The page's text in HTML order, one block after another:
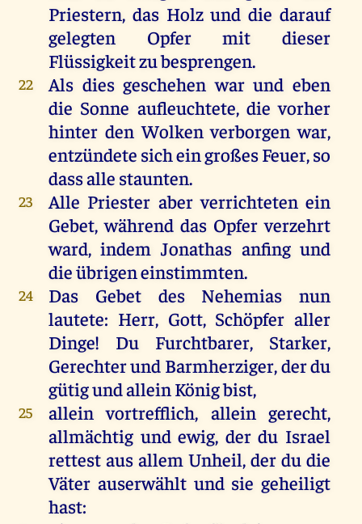
Priestern, das Holz und die darauf
gelegten Opfer mit dieser
Flüssigkeit zu besprengen.
22
Als dies geschehen war und eben
die Sonne aufleuchtete, die vorher
hinter den Wolken verborgen war,
entzündete sich ein großes Feuer, so
dass alle staunten.
23
Alle Priester aber verrichteten ein
Gebet, während das Opfer verzehrt
ward, indem Jonathas anfing und
die übrigen einstimmten.
24
Das Gebet des Nehemias nun
lautete: Herr, Gott, Schöpfer aller
Dinge! Du Furchtbarer, Starker,
Gerechter und Barmherziger, der du
gütig und allein König bist,
25
allein vortrefflich, allein gerecht,
allmächtig und ewig, der du Israel
rettest aus allem Unheil, der du die
Väter auserwählt und sie geheiligt
hast: